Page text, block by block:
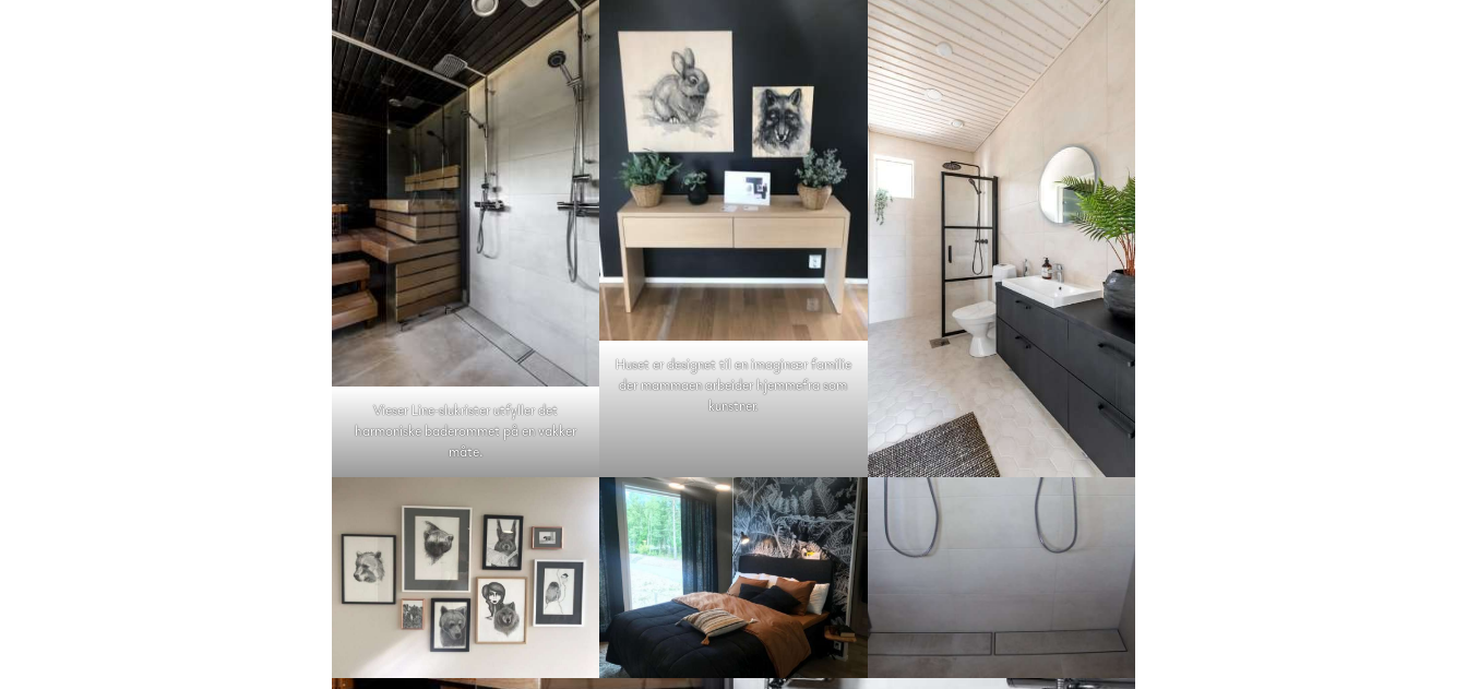
Vieser Line-slukrister utfyller det
harmoniske baderommet på en vakker
måte.
Huset er designet til en imaginær familie
der mammaen arbeider hjemmefra som
kunstner.